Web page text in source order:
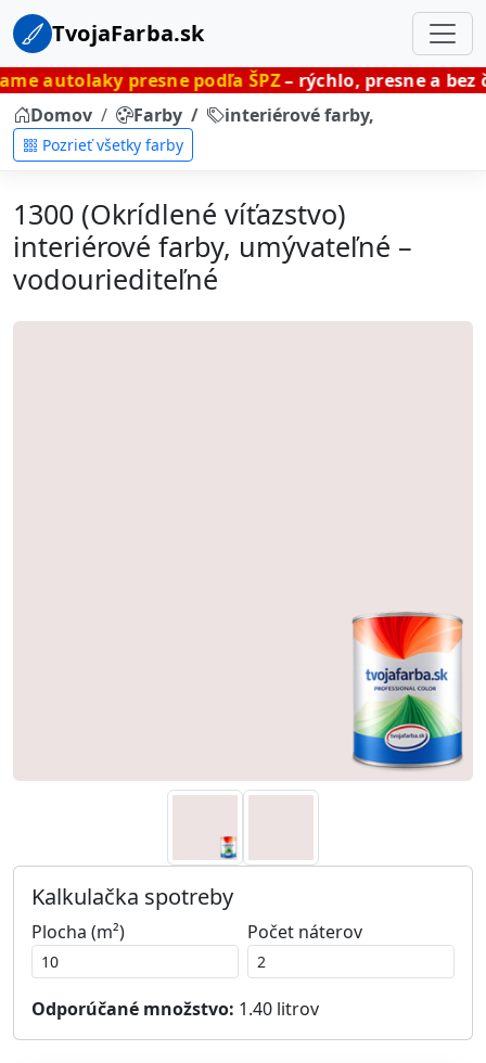
TvojaFarba.sk
presne podľa ŠPZ– rýchlo, presne a bez čakania.
Domov
Farby interiérové farby,
Pozrieť všetky farby
1300 (Okrídlené víťazstvo)
interiérové farby, umývateľné –
vodouriediteľné
Kalkulačka spotreby
Plocha (m²) Počet náterov
Odporúčané množstvo: 1.40 litrov